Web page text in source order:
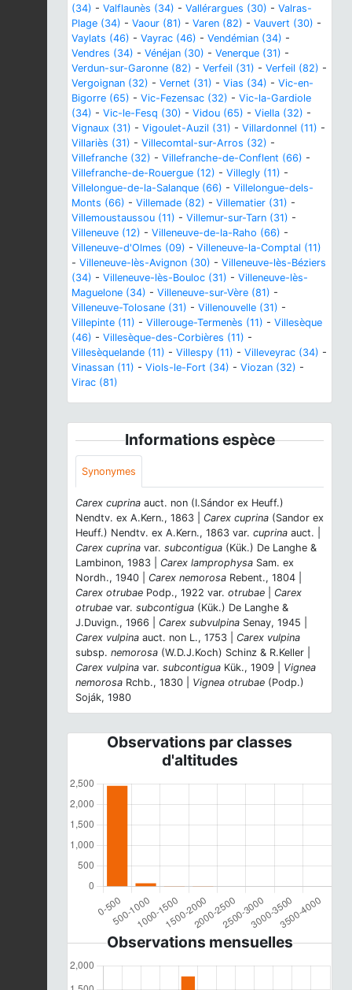
(34) - Valflaunès (34) - Vallérargues (30) - Valras-
Plage (34) - Vaour (81) - Varen (82) - Vauvert (30) -
Vaylats (46) - Vayrac (46) - Vendémian (34) -
Vendres (34) - Vénéjan (30) - Venerque (31) -
Verdun-sur-Garonne (82) - Verfeil (31) - Verfeil (82) -
Vergoignan (32) - Vernet (31) - Vias (34) - Vic-en-
Bigorre (65) - Vic-Fezensac (32) - Vic-la-Gardiole
(34) - Vic-le-Fesq (30) - Vidou (65) - Viella (32) -
Vignaux (31) - Vigoulet-Auzil (31) - Villardonnel (11) -
Villariès (31) - Villecomtal-sur-Arros (32) -
Villefranche (32) - Villefranche-de-Conflent (66) -
Villefranche-de-Rouergue (12) - Villegly (11) -
Villelongue-de-la-Salanque (66) - Villelongue-dels-
Monts (66) - Villemade (82) - Villematier (31) -
Villemoustaussou (11) - Villemur-sur-Tarn (31) -
Villeneuve (12) - Villeneuve-de-la-Raho (66) -
Villeneuve-d'Olmes (09) - Villeneuve-la-Comptal (11)
- Villeneuve-lès-Avignon (30) - Villeneuve-lès-Béziers
(34) - Villeneuve-lès-Bouloc (31) - Villeneuve-lès-
Maguelone (34) - Villeneuve-sur-Vère (81) -
Villeneuve-Tolosane (31) - Villenouvelle (31) -
Villepinte (11) - Villerouge-Termenès (11) - Villesèque
(46) - Villesèque-des-Corbières (11) -
Villesèquelande (11) - Villespy (11) - Villeveyrac (34) -
Vinassan (11) - Viols-le-Fort (34) - Viozan (32) -
Virac (81)
Informations espèce
Synonymes
Carex cuprina auct. non (I.Sándor ex Heuff.)
Nendtv. ex A.Kern., 1863 | Carex cuprina (Sandor ex
Heuff.) Nendtv. ex A.Kern., 1863 var. cuprina auct. |
Carex cuprina var. subcontigua (Kük.) De Langhe &
Lambinon, 1983 | Carex lamprophysa Sam. ex
Nordh., 1940 | Carex nemorosa Rebent., 1804 |
Carex otrubae Podp., 1922 var. otrubae
Carex
otrubae var. subcontigua (Kük.) De Langhe &
J.Duvign., 1966 | Carex subvulpina Senay, 1945 |
Carex vulpina auct. non L., 1753 | Carex vulpina
subsp. nemorosa (W.D.J.Koch) Schinz & R.Keller |
Carex vulpina var. subcontigua Kük., 1909 | Vignea
nemorosa Rchb., 1830 | Vignea otrubae (Podp.)
Soják, 1980
Observations par classes
d'altitudes
Observations mensuelles